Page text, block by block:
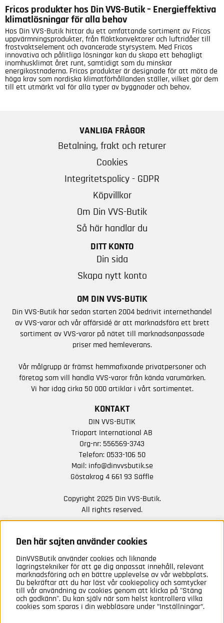
Fricos produkter hos Din VVS-Butik – Energieffektiva
klimatlösningar för alla behov
Hos Din VVS-Butik hittar du ett omfattande sortiment av Fricos
uppvärmningsprodukter, från fläktkonvektorer och luftridåer till
frostvaktselement och avancerade styrsystem. Med Fricos
innovativa och pålitliga lösningar kan du skapa ett behagligt
inomhusklimat året runt, samtidigt som du minskar
energikostnaderna. Fricos produkter är designade för att möta de
höga krav som nordiska klimatförhållanden ställer, vilket gör dem
till ett utmärkt val för alla typer av byggnader och behov.
VANLIGA FRÅGOR
Betalning, frakt och returer
Cookies
Integritetspolicy - GDPR
Köpvillkor
Om Din VVS-Butik
Så här handlar du
DITT KONTO
Din sida
Skapa nytt konto
OM DIN VVS-BUTIK
Din VVS-Butik har sedan starten 2004 bedrivit internethandel
av VVS-varor och vår affärsidé är att marknadsföra ett brett
sortiment av VVS-varor på nätet till marknadsanpassade
priser med hemleverans.
Vår målgrupp är främst hemmafixande privatpersoner och
företag som vill handla VVS-varor från kända varumärken.
Vi har idag cirka 50 000 artiklar i vårt sortimentet.
KONTAKT
DIN VVS-BUTIK
Triopart International AB
Org-nr: 556569-3743
Telefon: 0533-106 50
Mail: info@dinvvsbutik.se
Göstakrog 4 661 93 Säffle
Copyright 2025 Din VVS-Butik.
All rights reserved.
NYHETER FRÅN OSS
Anmäl mig
Den här sajten använder cookies
DinVVSButik använder cookies och liknande
lagringstekniker för att ge dig anpassat innehåll, relevant
marknadsföring och en bättre upplevelse av vår webbplats.
Du bekräftar att du har läst vår cookiepolicy och samtycker
till vår användning av cookies genom att klicka på "Stäng
och godkänn". Du kan själv när som helst kontrollera vilka
cookies som sparas i din webbläsare under ”Inställningar”.